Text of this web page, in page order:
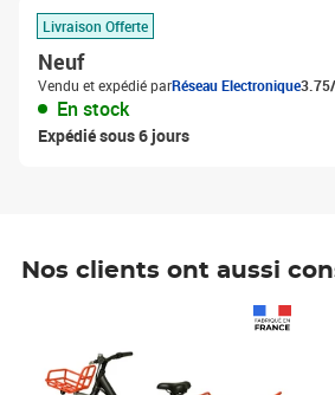
Livraison Offerte
Neuf
Vendu et expédié parRéseau Electronique
En stock
Expédié sous 6 jours
Nos clients ont aussi